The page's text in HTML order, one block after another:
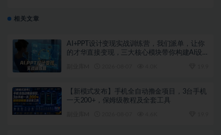
相关文章
AI+PPT设计变现实战训练营，我们派单，让你
的才华直接变现，三大核心模块带你构建Al设
【新模式发布】手机全自动撸金项目，3台手机
一天200+，保姆级教程及全套工具